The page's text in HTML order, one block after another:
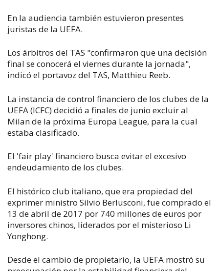
En la audiencia también estuvieron presentes
juristas de la UEFA.
Los árbitros del TAS "confirmaron que una decisión
final se conocerá el viernes durante la jornada",
indicó el portavoz del TAS, Matthieu Reeb.
La instancia de control financiero de los clubes de la
UEFA (ICFC) decidió a finales de junio excluir al
Milan de la próxima Europa League, para la cual
estaba clasificado.
El 'fair play' financiero busca evitar el excesivo
endeudamiento de los clubes.
El histórico club italiano, que era propiedad del
exprimer ministro Silvio Berlusconi, fue comprado el
13 de abril de 2017 por 740 millones de euros por
inversores chinos, liderados por el misterioso Li
Yonghong.
Desde el cambio de propietario, la UEFA mostró su